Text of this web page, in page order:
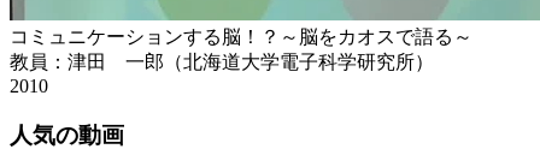
コミュニケーションする脳！？～脳をカオスで語る～
教員：津田 一郎（北海道大学電子科学研究所）
2010
人気の動画